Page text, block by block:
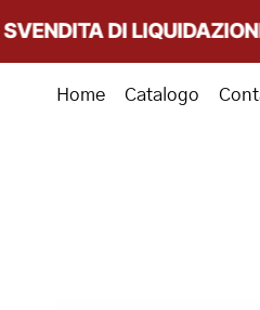
DI LIQUIDAZIONE
Home Catalogo